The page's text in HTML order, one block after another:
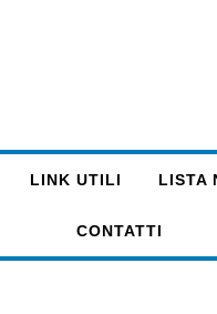
LINK UTILI LISTA
CONTATTI